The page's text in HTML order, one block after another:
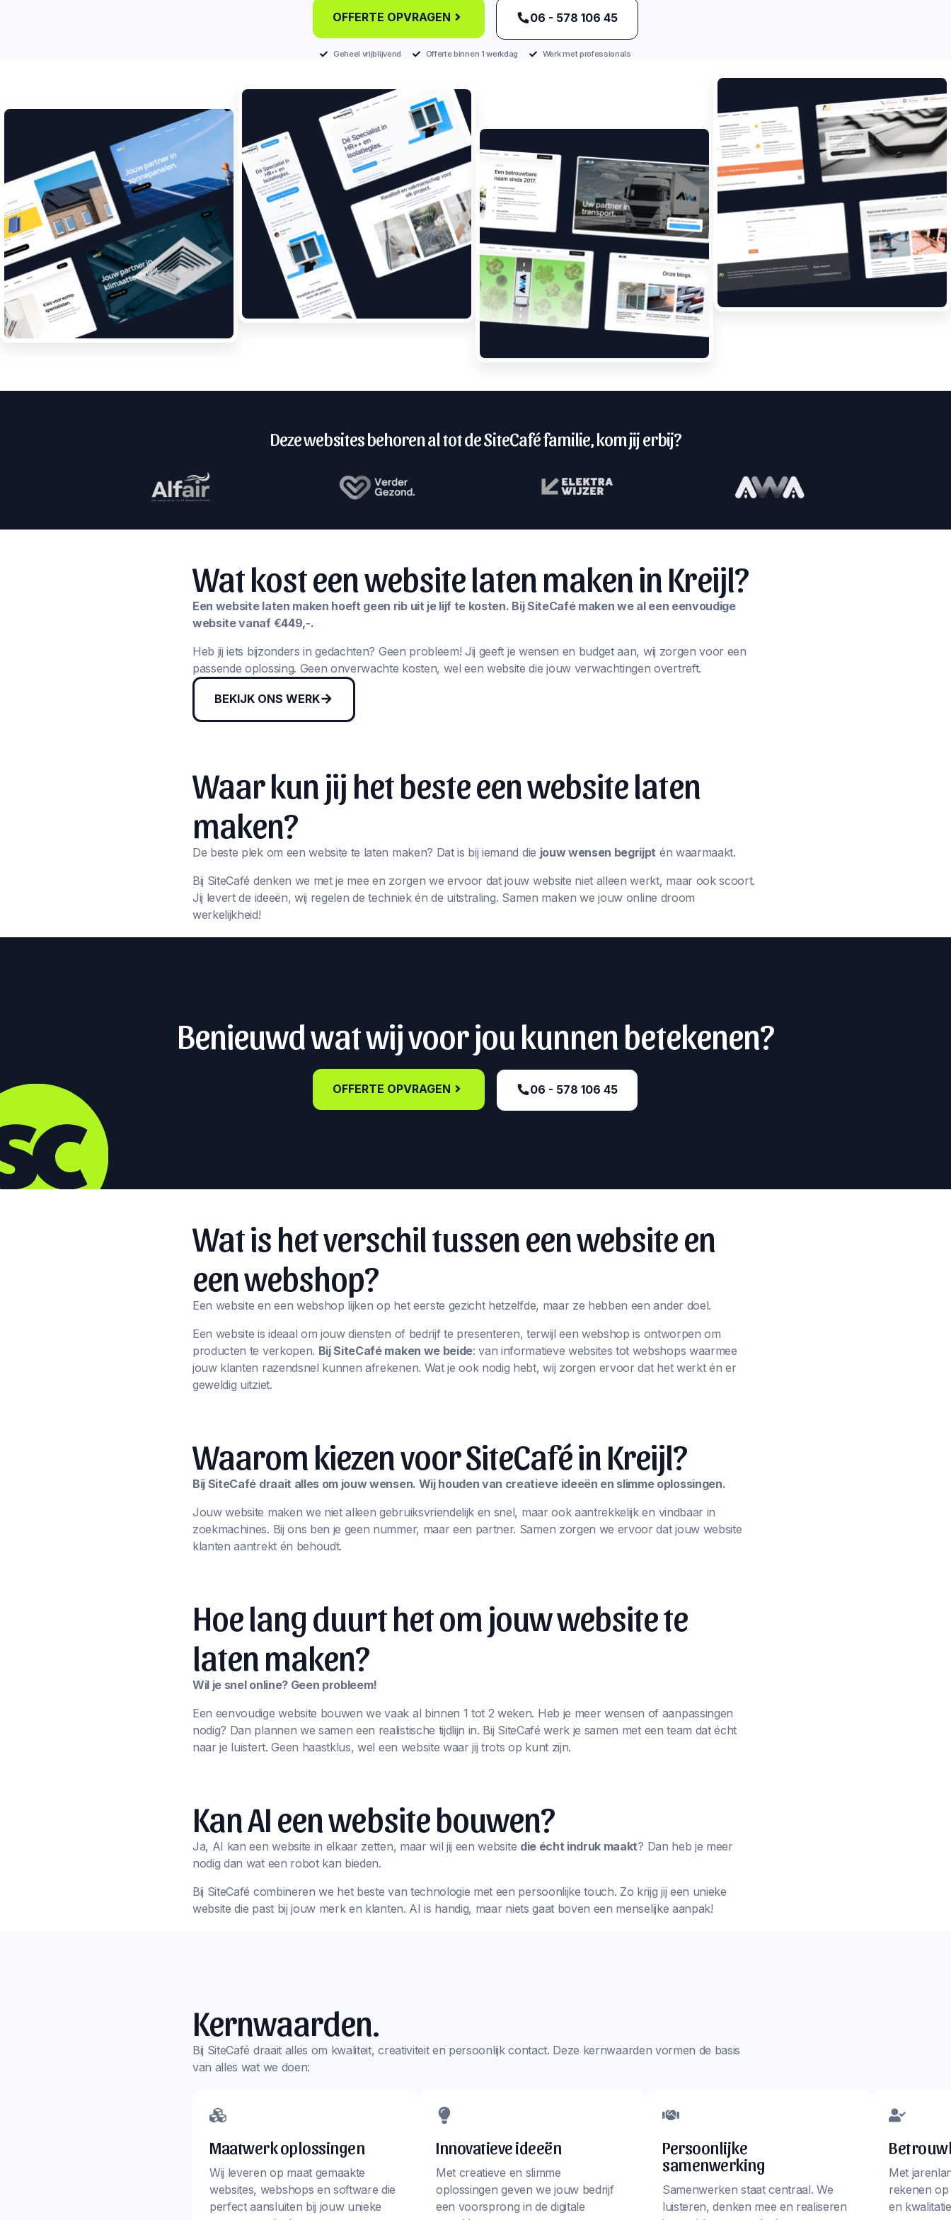
OFFERTE OPVRAGEN ‪06 - 578 106 45‬
Geheel vrijblijvend Offerte binnen 1 werkdag Werk met professionals
Deze websites behoren al tot de SiteCafé familie, kom jij erbij?
Wat kost een website laten maken in Kreijl?
Een website laten maken hoeft geen rib uit je lijf te kosten. Bij SiteCafé maken we al een eenvoudige
website vanaf €449,-.
Heb jij iets bijzonders in gedachten? Geen probleem! Jij geeft je wensen en budget aan, wij zorgen voor een
passende oplossing. Geen onverwachte kosten, wel een website die jouw verwachtingen overtreft.
BEKIJK ONS WERK
Waar kun jij het beste een website laten
maken?
De beste plek om een website te laten maken? Dat is bij iemand die jouw wensen begrijpt én waarmaakt.
Bij SiteCafé denken we met je mee en zorgen we ervoor dat jouw website niet alleen werkt, maar ook scoort.
Jij levert de ideeën, wij regelen de techniek én de uitstraling. Samen maken we jouw online droom
werkelijkheid!
Benieuwd wat wij voor jou kunnen betekenen?
OFFERTE OPVRAGEN 06 - 578 106 45‬
Wat is het verschil tussen een website en
een webshop?
Een website en een webshop lijken op het eerste gezicht hetzelfde, maar ze hebben een ander doel.
Een website is ideaal om jouw diensten of bedrijf te presenteren, terwijl een webshop is ontworpen om
producten te verkopen. Bij SiteCafé maken we beide: van informatieve websites tot webshops waarmee
jouw klanten razendsnel kunnen afrekenen. Wat je ook nodig hebt, wij zorgen ervoor dat het werkt én er
geweldig uitziet.
Waarom kiezen voor SiteCafé in Kreijl?
Bij SiteCafé draait alles om jouw wensen. Wij houden van creatieve ideeën en slimme oplossingen.
Jouw website maken we niet alleen gebruiksvriendelijk en snel, maar ook aantrekkelijk en vindbaar in
zoekmachines. Bij ons ben je geen nummer, maar een partner. Samen zorgen we ervoor dat jouw website
klanten aantrekt én behoudt.
Hoe lang duurt het om jouw website te
laten maken?
Wil je snel online? Geen probleem!
Een eenvoudige website bouwen we vaak al binnen 1 tot 2 weken. Heb je meer wensen of aanpassingen
nodig? Dan plannen we samen een realistische tijdlijn in. Bij SiteCafé werk je samen met een team dat écht
naar je luistert. Geen haastklus, wel een website waar jij trots op kunt zijn.
Kan AI een website bouwen?
Ja, AI kan een website in elkaar zetten, maar wil jij een website die écht indruk maakt? Dan heb je meer
nodig dan wat een robot kan bieden.
Bij SiteCafé combineren we het beste van technologie met een persoonlijke touch. Zo krijg jij een unieke
website die past bij jouw merk en klanten. AI is handig, maar niets gaat boven een menselijke aanpak!
Kernwaarden.
Bij SiteCafé draait alles om kwaliteit, creativiteit en persoonlijk contact. Deze kernwaarden vormen de basis
van alles wat we doen:
Maatwerk oplossingen
Wij leveren op maat gemaakte
websites, webshops en software die
perfect aansluiten bij jouw unieke
Innovatieve ideeën
Met creatieve en slimme
oplossingen geven we jouw bedrijf
een voorsprong in de digitale
Persoonlijke
samenwerking
Samenwerken staat centraal. We
luisteren, denken mee en realiseren
Met
rekenen
en